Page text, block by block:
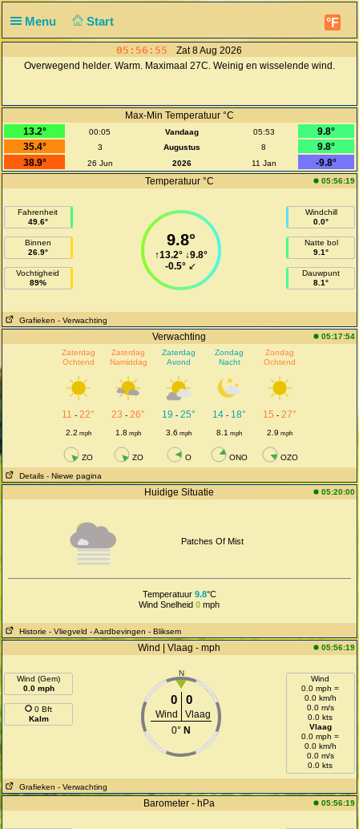
Menu Start °F
05:56:55
Zat 8 Aug 2026
Overwegend helder. Warm. Maximaal 27C. Weinig en wisselende wind.
Max-Min Temperatuur °C
13.2°
00:05 Vandaag 05:53
9.8°
35.4°
3 Augustus 8
9.8°
38.9°
26 Jun 2026 11 Jan
-9.8°
Temperatuur °C
05:56:19
Fahrenheit
49.6°
Binnen
26.9°
Vochtigheid
89%
9.8°
↑13.2°↓9.8°
-0.5° ↙
Windchill
0.0°
Natte bol
9.1°
Dauwpunt
8.1°
Grafieken - Verwachting
Verwachting
05:17:54
Zaterdag
Ochtend
Zaterdag
Namiddag
Zaterdag
Avond
Zondag
Nacht
Zondag
Ochtend
11 - 22° 23 - 26° 19 -25° 14 - 18° 15 - 27°
2.2 mph 1.8 mph 3.6 mph 8.1 mph 2.9 mph
ZO ZO O ONO OZO
Details - Niewe pagina
Huidige Situatie 05:20:00
Patches Of Mist
Temperatuur 9.8°C
Wind Snelheid 0 mph
Historie - Vliegveld - Aardbevingen - Bliksem
Wind | Vlaag - mph 05:56:19
Wind (Gem)
0.0 mph
0 Bft
Kalm
N
0 0
Wind
Vlaag
0° N
Wind
0.0 mph =
0.0 km/h
0.0 m/s
0.0 kts
Vlaag
0.0 mph =
0.0 km/h
0.0 m/s
0.0 kts
Grafieken - Verwachting
Barometer - hPa 05:56:19